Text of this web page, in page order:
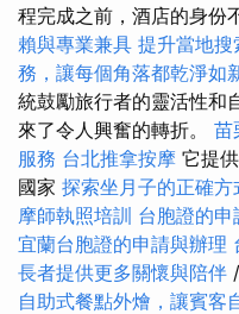
程完成之前，酒店的身份
賴與專業兼具 提升當地
務，讓每個角落都乾淨如
統鼓勵旅行者的靈活性和
來了令人興奮的轉折。 苗
服務 台北推拿按摩 它提
國家 探索坐月子的正確
摩師執照培訓 台胞證的
宜蘭台胞證的申請與辦理
長者提供更多關懷與陪伴
自助式餐點外燴，讓賓客